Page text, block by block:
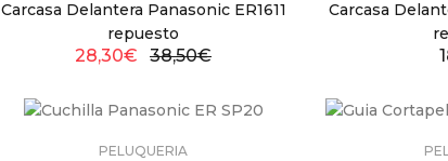
Carcasa Delantera Panasonic ER1611
repuesto
28,30€ 38,50€
Carcasa
PELUQUERIA